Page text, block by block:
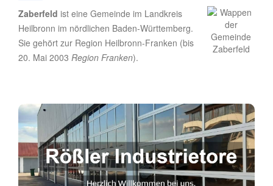
Zaberfeld ist eine Gemeinde im Landkreis
Heilbronn im nördlichen Baden-Württemberg.
Sie gehört zur Region Heilbronn-Franken (bis
20. Mai 2003 Region Franken).